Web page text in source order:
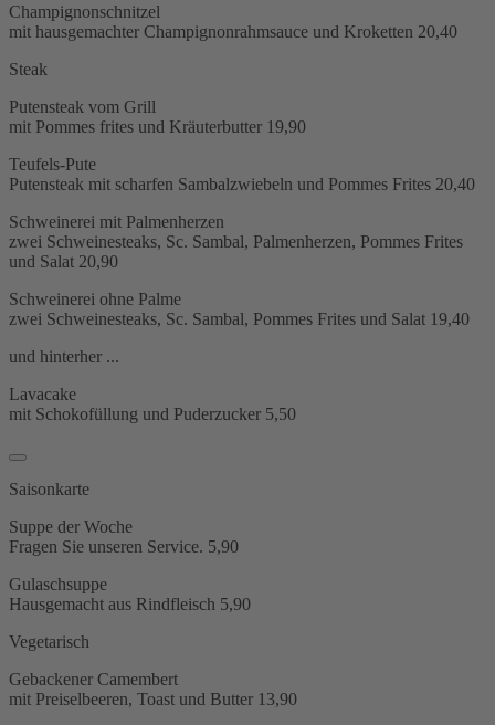
Champignonschnitzel
mit hausgemachter Champignonrahmsauce und Kroketten 20,40
Steak
Putensteak vom Grill
mit Pommes frites und Kräuterbutter 19,90
Teufels-Pute
Putensteak mit scharfen Sambalzwiebeln und Pommes Frites 20,40
Schweinerei mit Palmenherzen
zwei Schweinesteaks, Sc. Sambal, Palmenherzen, Pommes Frites
und Salat 20,90
Schweinerei ohne Palme
zwei Schweinesteaks, Sc. Sambal, Pommes Frites und Salat 19,40
und hinterher ...
Lavacake
mit Schokofüllung und Puderzucker 5,50
Saisonkarte
Suppe der Woche
Fragen Sie unseren Service. 5,90
Gulaschsuppe
Hausgemacht aus Rindfleisch 5,90
Vegetarisch
Gebackener Camembert
mit Preiselbeeren, Toast und Butter 13,90